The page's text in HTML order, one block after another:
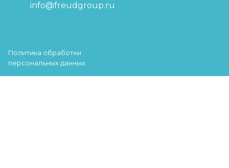
info@freudgroup.ru
Политика обработки
персональных данных